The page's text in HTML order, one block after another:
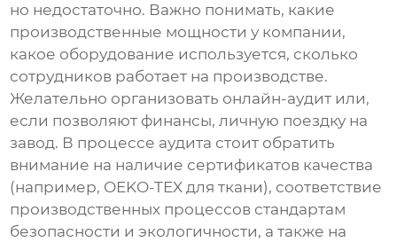
но недостаточно. Важно понимать, какие
производственные мощности у компании,
какое оборудование используется, сколько
сотрудников работает на производстве.
Желательно организовать онлайн-аудит или,
если позволяют финансы, личную поездку на
завод. В процессе аудита стоит обратить
внимание на наличие сертификатов качества
(например, OEKO-TEX для ткани), соответствие
производственных процессов стандартам
безопасности и экологичности, а также на